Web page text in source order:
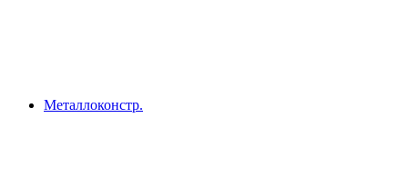
Металлоконстр.